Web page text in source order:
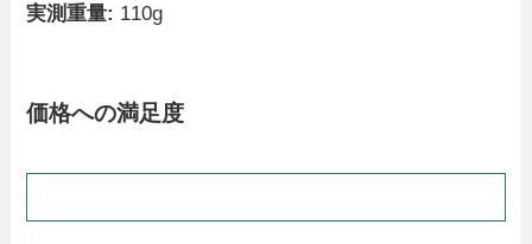
実測重量: 110g
価格への満足度